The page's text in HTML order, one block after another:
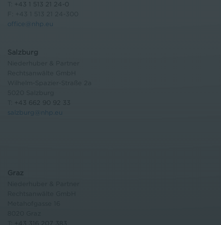
+43 1 513 21 24-0
office@nhp.eu
Salzburg
+43 662 90 92 33
salzburg@nhp.eu
Graz